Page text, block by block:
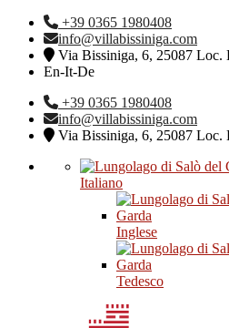
+39 0365 1980408
info@villabissiniga.com
Via Bissiniga, 6, 25087 Loc.
En-It-De
+39 0365 1980408
info@villabissiniga.com
Via Bissiniga, 6, 25087 Loc.
Italiano
Inglese
Tedesco